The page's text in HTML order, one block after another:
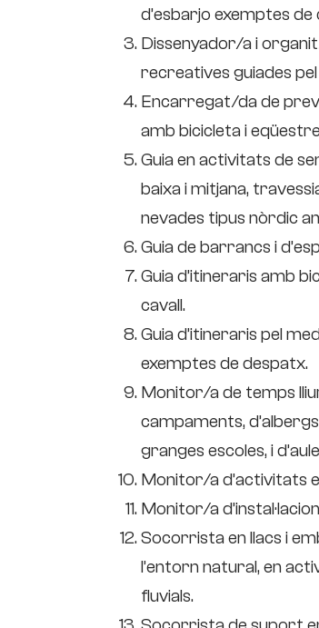
d’esbarjo exemptes
Dissenyador/a i
recreatives guiades
Encarregat/da de
amb bicicleta i
Guia en activitats de
baixa i mitjana,
nevades tipus nòrdic
Guia de barrancs i
Guia d’itineraris amb
cavall.
Guia d’itineraris pel
exemptes de despatx.
Monitor/a de temps
campaments,
granges escoles, i
Monitor/a d’activitats
Monitor/a
Socorrista en llacs i
l’entorn natural, en
fluvials.